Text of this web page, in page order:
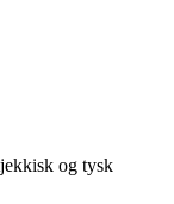
og tysk